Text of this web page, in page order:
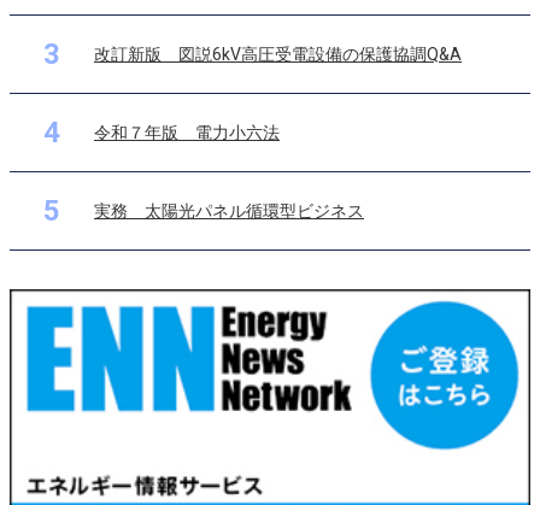
3 改訂新版 図説6kV高圧受電設備の保護協調Q&A
4 令和７年版 電力小六法
5 実務 太陽光パネル循環型ビジネス